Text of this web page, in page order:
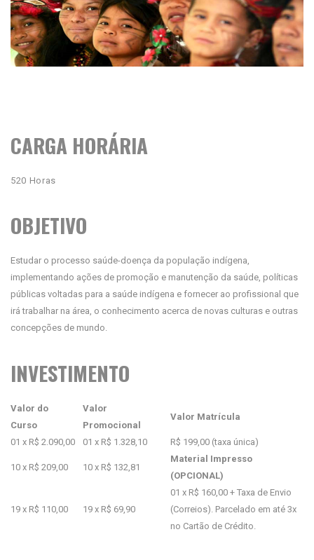
CARGA HORÁRIA
520 Horas
OBJETIVO
Estudar o processo saúde-doença da população indígena,
implementando ações de promoção e manutenção da saúde, políticas
públicas voltadas para a saúde indígena e fornecer ao profissional que
irá trabalhar na área, o conhecimento acerca de novas culturas e outras
concepções de mundo.
INVESTIMENTO
Valor do
Curso
Valor
Promocional
Valor Matrícula
01 x R$ 2.090,00 01 x R$ 1.328,10 R$ 199,00 (taxa única)
10 x R$ 209,00 10 x R$ 132,81
Material Impresso
(OPCIONAL)
19 x R$ 110,00 19 x R$ 69,90
01 x R$ 160,00 + Taxa de Envio
(Correios). Parcelado em até 3x
no Cartão de Crédito.